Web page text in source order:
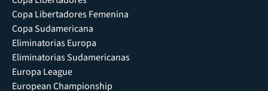
Copa Libertadores Femenina
Copa Sudamericana
Eliminatorias Europa
Eliminatorias Sudamericanas
Europa League
European Championship